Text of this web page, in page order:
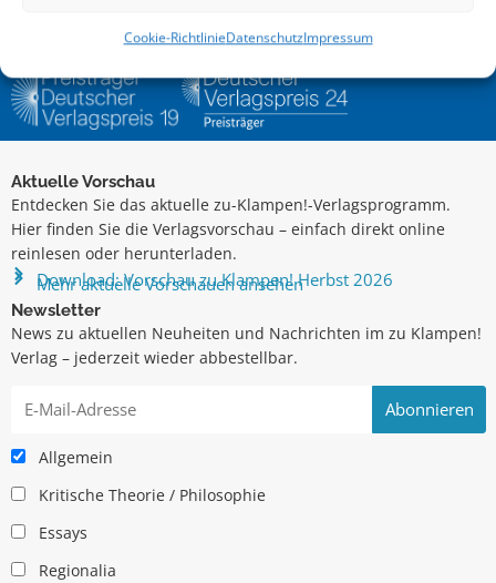
Cookie-RichtlinieDatenschutzImpressum
Aktuelle Vorschau
Entdecken Sie das aktuelle zu-Klampen!-Verlagsprogramm.
Hier finden Sie die Verlagsvorschau – einfach direkt online
reinlesen oder herunterladen.
Download: Vorschau zu Klampen! Herbst 2026
Mehr aktuelle Vorschauen ansehen
Newsletter
News zu aktuellen Neuheiten und Nachrichten im zu Klampen!
Verlag – jederzeit wieder abbestellbar.
Allgemein
Kritische Theorie / Philosophie
Essays
Regionalia